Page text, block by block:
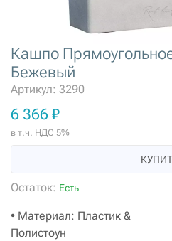
Кашпо
Бежевый
Артикул: 3290
6 366 ₽
в т.ч. НДС 5%
Остаток: Есть
• Материал: Пластик &
Полистоун